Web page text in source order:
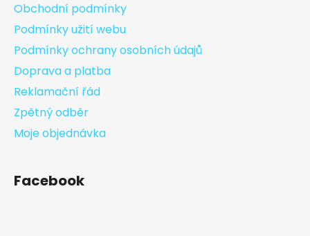
Obchodní podmínky
Podmínky užití webu
Podmínky ochrany osobních údajů
Doprava a platba
Reklamační řád
Zpětný odběr
Moje objednávka
Facebook